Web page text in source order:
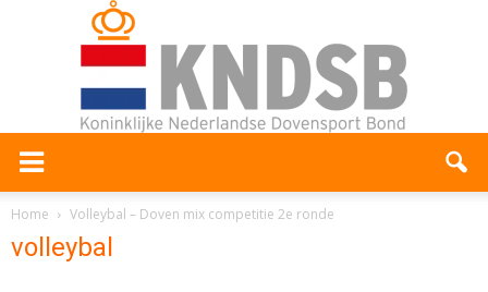
Home Volleybal – Doven mix competitie 2e ronde
volleybal